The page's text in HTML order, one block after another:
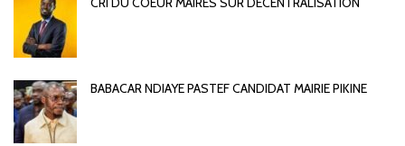
BABACAR NDIAYE PASTEF CANDIDAT MAIRIE PIKINE